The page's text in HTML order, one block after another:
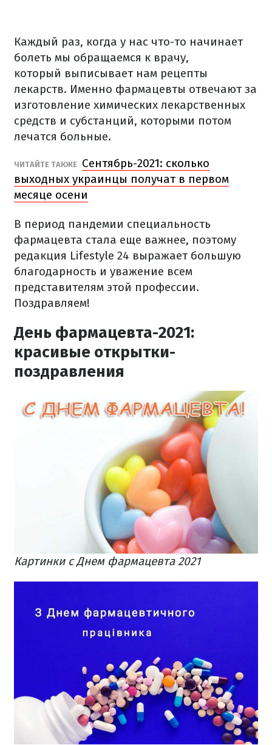
Каждый раз, когда у нас что-то начинает
болеть мы обращаемся к врачу,
который выписывает нам рецепты
лекарств. Именно фармацевты отвечают за
изготовление химических лекарственных
средств и субстанций, которыми потом
лечатся больные.
ЧИТАЙТЕ ТАКЖЕ Сентябрь-2021: сколько
выходных украинцы получат в первом
месяце осени
В период пандемии специальность
фармацевта стала еще важнее, поэтому
редакция Lifestyle 24 выражает большую
благодарность и уважение всем
представителям этой профессии.
Поздравляем!
День фармацевта-2021:
красивые открытки-
поздравления
Картинки с Днем фармацевта 2021